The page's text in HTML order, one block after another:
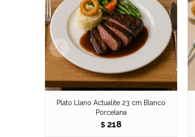
Plato Llano Actualite 23 cm Blanco
Porcelana
$ 218